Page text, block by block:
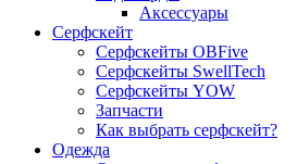
Аксессуары
Серфскейт
Серфскейты OBFive
Серфскейты SwellTech
Серфскейты YOW
Запчасти
Как выбрать серфскейт?
Одежда